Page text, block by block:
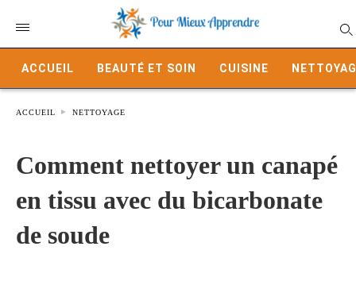
ACCUEIL BEAUTÉ ET SOIN CUISINE
ACCUEIL NETTOYAGE
Comment nettoyer un canapé
en tissu avec du bicarbonate
de soude